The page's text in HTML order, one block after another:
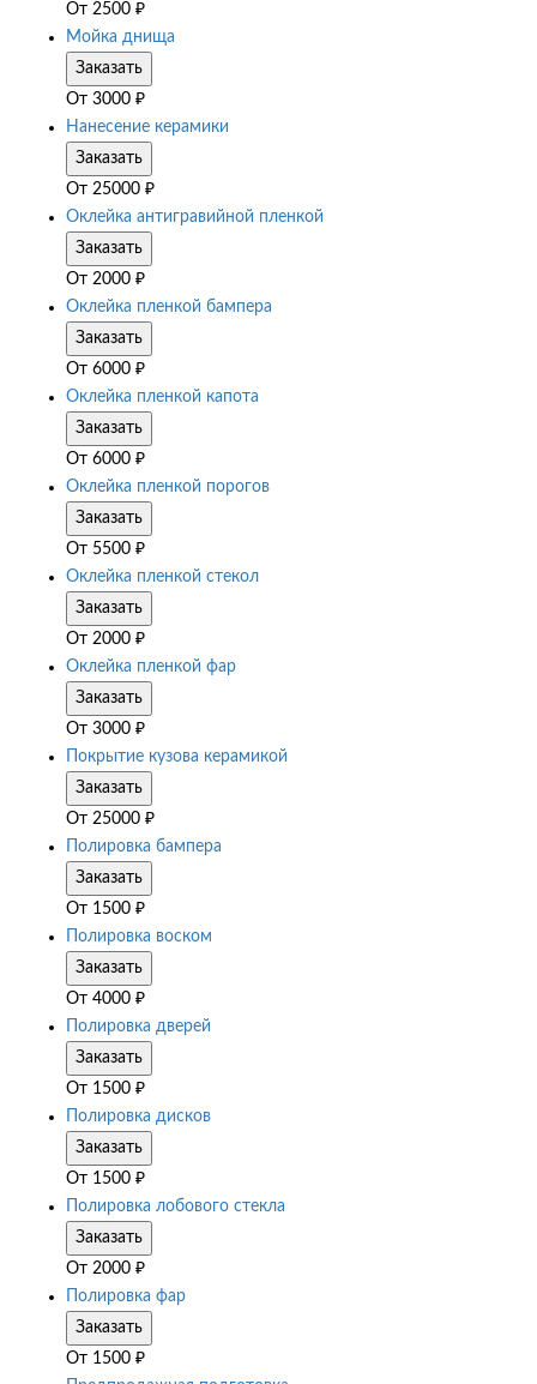
От 2500 ₽
Мойка днища
Заказать
От 3000 ₽
Нанесение керамики
Заказать
От 25000 ₽
Оклейка антигравийной пленкой
Заказать
От 2000 ₽
Оклейка пленкой бампера
Заказать
От 6000 ₽
Оклейка пленкой капота
Заказать
От 6000 ₽
Оклейка пленкой порогов
Заказать
От 5500 ₽
Оклейка пленкой стекол
Заказать
От 2000 ₽
Оклейка пленкой фар
Заказать
От 3000 ₽
Покрытие кузова керамикой
Заказать
От 25000 ₽
Полировка бампера
Заказать
От 1500 ₽
Полировка воском
Заказать
От 4000 ₽
Полировка дверей
Заказать
От 1500 ₽
Полировка дисков
Заказать
От 1500 ₽
Полировка лобового стекла
Заказать
От 2000 ₽
Полировка фар
Заказать
От 1500 ₽